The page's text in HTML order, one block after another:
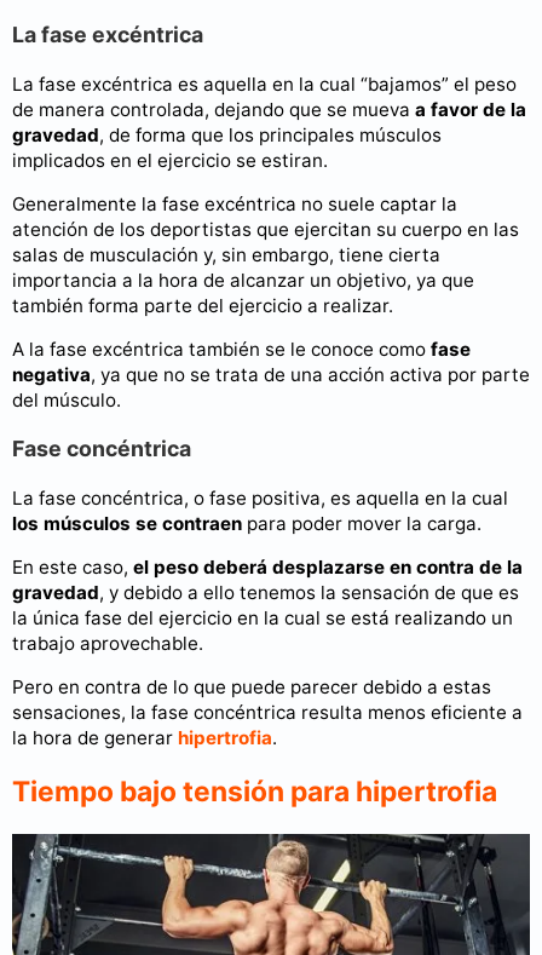
La fase excéntrica
La fase excéntrica es aquella en la cual “bajamos” el peso
de manera controlada, dejando que se mueva a favor de la
gravedad, de forma que los principales músculos
implicados en el ejercicio se estiran.
Generalmente la fase excéntrica no suele captar la
atención de los deportistas que ejercitan su cuerpo en las
salas de musculación y, sin embargo, tiene cierta
importancia a la hora de alcanzar un objetivo, ya que
también forma parte del ejercicio a realizar.
A la fase excéntrica también se le conoce como fase
negativa, ya que no se trata de una acción activa por parte
del músculo.
Fase concéntrica
La fase concéntrica, o fase positiva, es aquella en la cual
los músculos se contraen para poder mover la carga.
En este caso, el peso deberá desplazarse en contra de la
gravedad, y debido a ello tenemos la sensación de que es
la única fase del ejercicio en la cual se está realizando un
trabajo aprovechable.
Pero en contra de lo que puede parecer debido a estas
sensaciones, la fase concéntrica resulta menos eficiente a
la hora de generar hipertrofia.
Tiempo bajo tensión para hipertrofia